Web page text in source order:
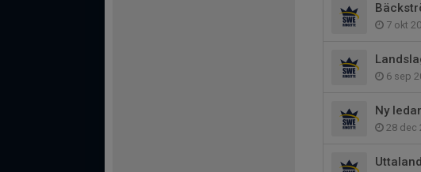
7 okt
6 sep
Ny
28 dec